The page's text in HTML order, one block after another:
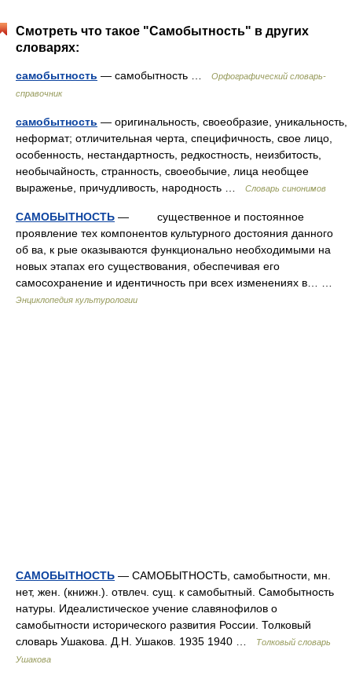
Смотреть что такое "Самобытность" в других
словарях:
самобытность — самобытность …
Орфографический словарь-
справочник
самобытность — оригинальность, своеобразие, уникальность,
неформат; отличительная черта, специфичность, свое лицо,
особенность, нестандартность, редкостность, неизбитость,
необычайность, странность, своеобычие, лица необщее
выраженье, причудливость, народность …
Словарь синонимов
САМОБЫТНОСТЬ — существенное и постоянное
проявление тех компонентов культурного достояния данного
об ва, к рые оказываются функционально необходимыми на
новых этапах его существования, обеспечивая его
самосохранение и идентичность при всех изменениях в… …
Энциклопедия культурологии
САМОБЫТНОСТЬ — САМОБЫТНОСТЬ, самобытности, мн.
нет, жен. (книжн.). отвлеч. сущ. к самобытный. Самобытность
натуры. Идеалистическое учение славянофилов о
самобытности исторического развития России. Толковый
словарь Ушакова. Д.Н. Ушаков. 1935 1940 …
Толковый словарь
Ушакова